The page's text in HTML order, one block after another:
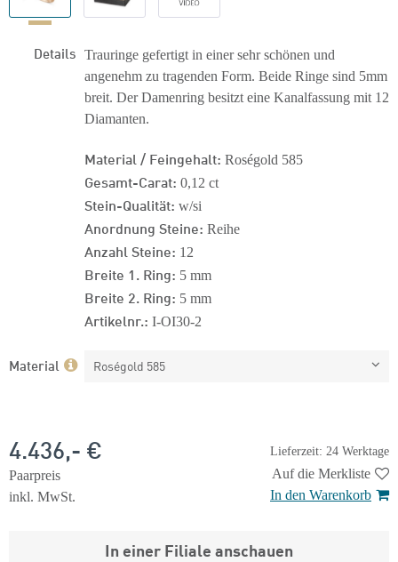
Details Trauringe gefertigt in einer sehr schönen und
angenehm zu tragenden Form. Beide Ringe sind 5mm
breit. Der Damenring besitzt eine Kanalfassung mit 12
Diamanten.
Material / Feingehalt: Roségold 585
Gesamt-Carat: 0,12 ct
Stein-Qualität: w/si
Anordnung Steine: Reihe
Anzahl Steine: 12
Breite 1. Ring: 5 mm
Breite 2. Ring: 5 mm
Artikelnr.: I-OI30-2
Material Roségold 585
Lieferzeit: 24 Werktage
4.436,- €
Paarpreis
inkl. MwSt.
Auf die Merkliste
In den Warenkorb
In einer Filiale anschauen